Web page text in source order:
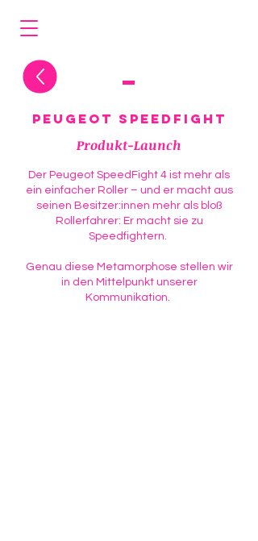
Peugeot Speedfight
Produkt-Launch
Der Peugeot SpeedFight 4 ist mehr als
ein einfacher Roller – und er macht aus
seinen Besitzer:innen mehr als bloß
Rollerfahrer: Er macht sie zu
Speedfightern.
Genau diese Metamorphose stellen wir
in den Mittelpunkt unserer
Kommunikation.